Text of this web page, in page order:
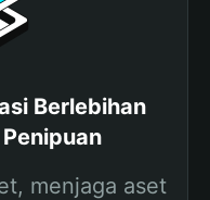
Berlebihan
menjaga aset